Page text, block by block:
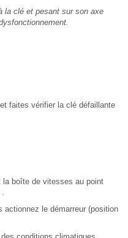
la clé et pesant sur son axe
faites vérifier la clé défaillante
boîte de vitesses au point
le démarreur (position